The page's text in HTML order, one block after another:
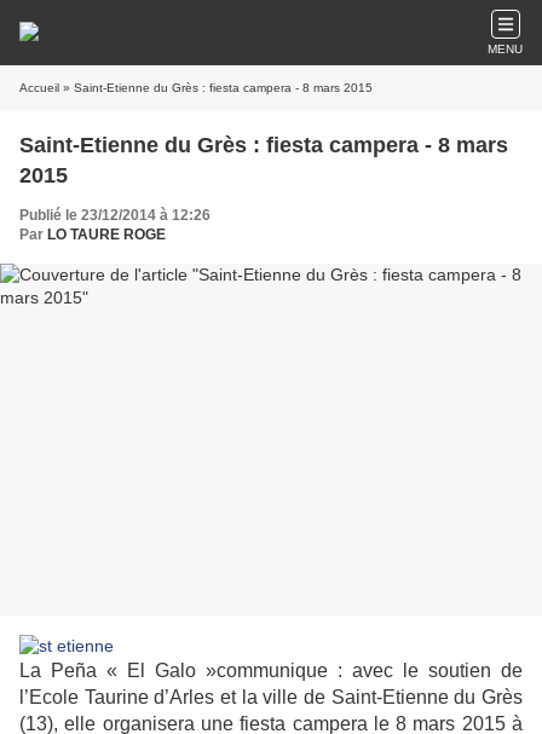
MENU
Accueil » Saint-Etienne du Grès : fiesta campera - 8 mars 2015
Saint-Etienne du Grès : fiesta campera - 8 mars
2015
Publié le 23/12/2014 à 12:26
Par LO TAURE ROGE
La Peña « El Galo »communique : avec le soutien de
l’Ecole Taurine d’Arles et la ville de Saint-Etienne du Grès
(13), elle organisera une fiesta campera le 8 mars 2015 à